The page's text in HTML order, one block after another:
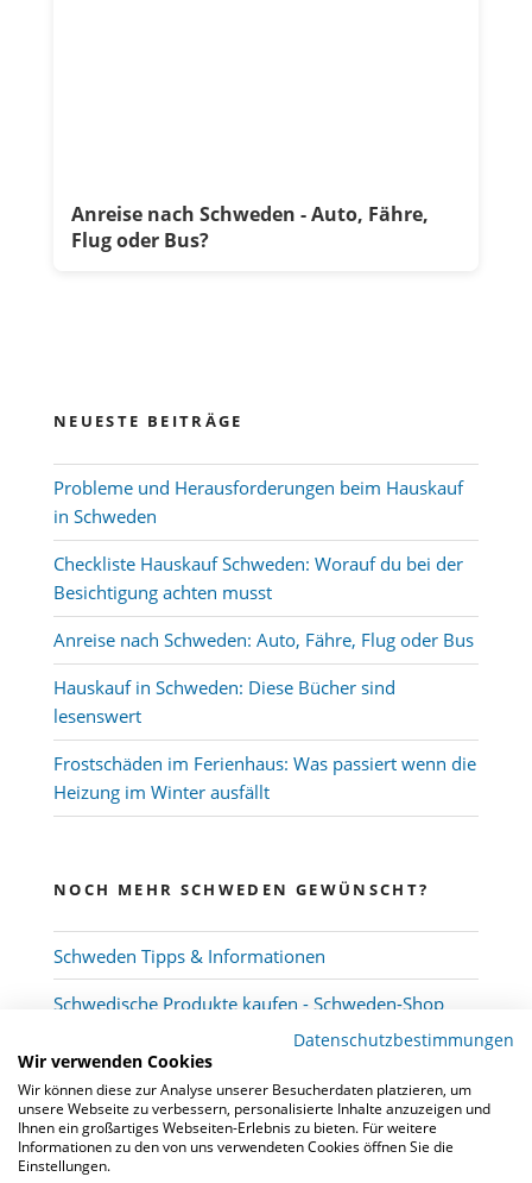
Anreise nach Schweden - Auto, Fähre,
Flug oder Bus?
NEUESTE BEITRÄGE
Probleme und Herausforderungen beim Hauskauf
in Schweden
Checkliste Hauskauf Schweden: Worauf du bei der
Besichtigung achten musst
Anreise nach Schweden: Auto, Fähre, Flug oder Bus
Hauskauf in Schweden: Diese Bücher sind
lesenswert
Frostschäden im Ferienhaus: Was passiert wenn die
Heizung im Winter ausfällt
NOCH MEHR SCHWEDEN GEWÜNSCHT?
Schweden Tipps & Informationen
Schwedische Produkte kaufen - Schweden-Shop
Datenschutzbestimmungen
Wir verwenden Cookies
Wir können diese zur Analyse unserer Besucherdaten platzieren, um
unsere Webseite zu verbessern, personalisierte Inhalte anzuzeigen und
Ihnen ein großartiges Webseiten-Erlebnis zu bieten. Für weitere
Informationen zu den von uns verwendeten Cookies öffnen Sie die
Einstellungen.